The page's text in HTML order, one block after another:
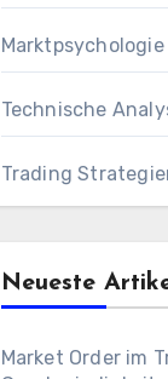
Marktpsychologie
Technische
Trading
Neueste
Market Order im